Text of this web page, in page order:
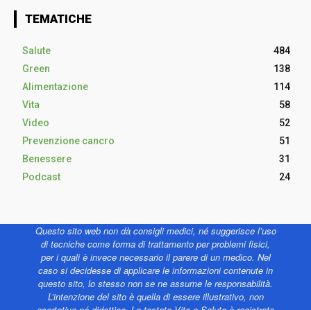
TEMATICHE
Salute
484
Green
138
Alimentazione
114
Vita
58
Video
52
Prevenzione cancro
51
Benessere
31
Podcast
24
Questo sito web non dà consigli medici, né suggerisce l’uso
di tecniche come forma di trattamento per problemi fisici,
per i quali è invece necessario il parere di un medico. Nel
caso si decidesse di applicare le informazioni contenute in
questo sito, lo stesso non se ne assume le responsabilità.
L’intenzione del sito è quella di essere illustrativo, non